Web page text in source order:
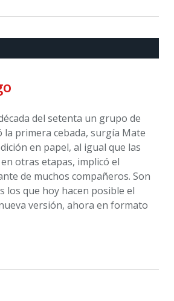
del setenta un grupo de
primera cebada, surgía Mate
en papel, al igual que las
otras etapas, implicó el
de muchos compañeros. Son
los que hoy hacen posible el
versión, ahora en formato